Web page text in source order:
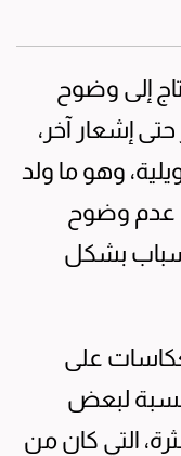
إلى وضوح
إشعار آخر،
وهو ما ولد
عدم وضوح
بشكل
على
لبعض
التي كان من